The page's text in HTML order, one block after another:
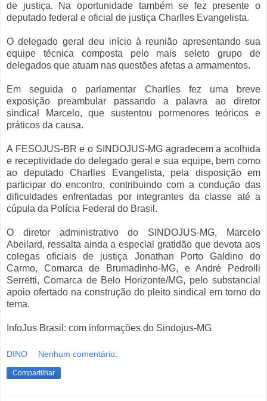
de justiça. Na oportunidade também se fez presente o
deputado federal e oficial de justiça Charlles Evangelista.
O delegado geral deu início à reunião apresentando sua
equipe técnica composta pelo mais seleto grupo de
delegados que atuam nas questões afetas a armamentos.
Em seguida o parlamentar Charlles fez uma breve
exposição preambular passando a palavra ao diretor
sindical Marcelo, que sustentou pormenores teóricos e
práticos da causa.
A FESOJUS-BR e o SINDOJUS-MG agradecem a acolhida
e receptividade do delegado geral e sua equipe, bem como
ao deputado Charlles Evangelista, pela disposição em
participar do encontro, contribuindo com a condução das
dificuldades enfrentadas por integrantes da classe até a
cúpula da Polícia Federal do Brasil.
O diretor administrativo do SINDOJUS-MG, Marcelo
Abeilard, ressalta ainda a especial gratidão que devota aos
colegas oficiais de justiça Jonathan Porto Galdino do
Carmo, Comarca de Brumadinho-MG, e André Pedrolli
Serretti, Comarca de Belo Horizonte/MG, pelo substancial
apoio ofertado na construção do pleito sindical em torno do
tema.
InfoJus Brasil: com informações do Sindojus-MG
DINO Nenhum comentário:
Compartilhar